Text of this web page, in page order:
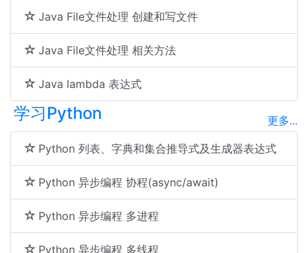
Java File文件处理 创建和写文件
Java File文件处理 相关方法
Java lambda 表达式
学习Python 更多...
Python 列表、字典和集合推导式及生成器表达式
Python 异步编程 协程(async/await)
Python 异步编程 多进程
Python 异步编程 多线程